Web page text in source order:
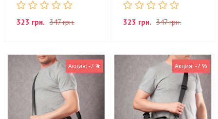
323 грн. 347 грн. 323 грн. 347 грн.
Акция: -7 % Акция: -7 %